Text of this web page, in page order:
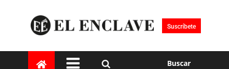
Suscríbete
Buscar